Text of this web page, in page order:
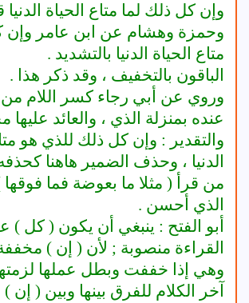
وإن كل ذلك لما متاع الحياة
وحمزة وهشام عن ابن عامر وإن
متاع الحياة الدنيا بالتشديد .
الباقون بالتخفيف ، وقد ذكر هذا .
وروي عن أبي رجاء كسر اللام
عنده بمنزلة الذي ، والعائد
والتقدير : وإن كل ذلك للذي هو
الدنيا ، وحذف الضمير هاهنا
من قرأ ( مثلا ما بعوضة فما
الذي أحسن .
أبو الفتح : ينبغي أن يكون ( كل )
القراءة منصوبة ; لأن ( إن )
وهي إذا خففت وبطل عملها
آخر الكلام للفرق بينها وبين ( إن )